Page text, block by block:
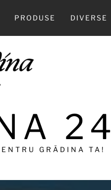
PRODUSE DIVERSE
24
GRĂDINA TA!